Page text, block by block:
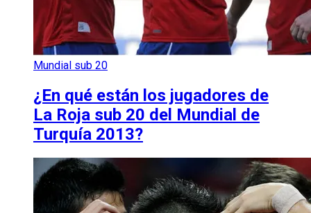
Mundial sub 20
¿En qué están los jugadores de
La Roja sub 20 del Mundial de
Turquía 2013?